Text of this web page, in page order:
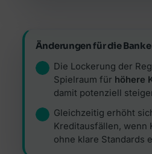
Änderungen für die
Die Lockerung der
Spielraum für höhere
damit potenziell
Gleichzeitig erhöht
Kreditausfällen, wenn
ohne klare Standards